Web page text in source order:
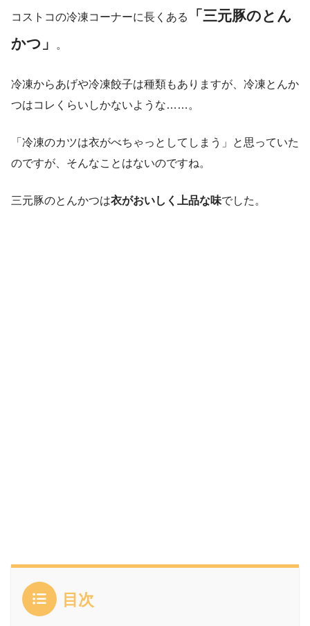
コストコの冷凍コーナーに長くある
「三元豚のとん
かつ」
。
冷凍からあげや冷凍餃子は種類もありますが、冷凍とんか
つはコレくらいしかないような……。
「冷凍のカツは衣がべちゃっとしてしまう」と思っていた
のですが、そんなことはないのですね。
三元豚のとんかつは衣がおいしく上品な味でした。
目次